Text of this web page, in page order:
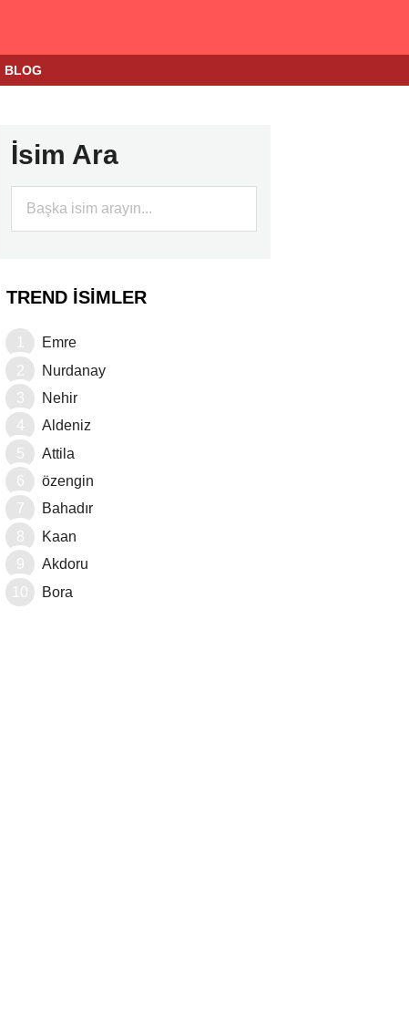
BLOG
İsim Ara
TREND İSIMLER
Emre
Nurdanay
Nehir
Aldeniz
Attila
özengin
Bahadır
Kaan
Akdoru
Bora